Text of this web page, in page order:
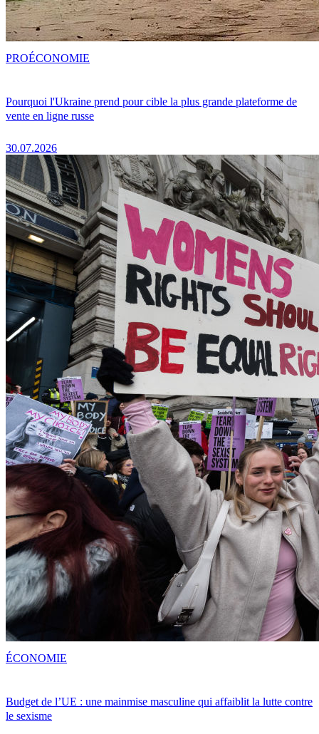
Pourquoi l'Ukraine prend pour cible la plus grande plateforme de
vente en ligne russe
30.07.2026
PROÉCONOMIE
Budget de l’UE : une mainmise masculine qui affaiblit la lutte contre
le sexisme
ÉCONOMIE